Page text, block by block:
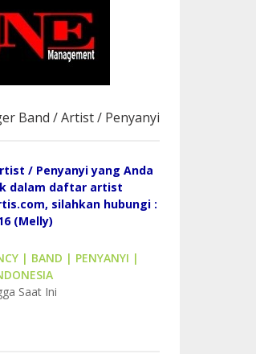
Band / Artist / Penyanyi
/ Penyanyi yang Anda
dalam daftar artist
silahkan hubungi :
(Melly)
| BAND | PENYANYI |
Saat Ini